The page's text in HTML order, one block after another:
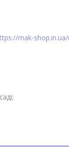
mak-